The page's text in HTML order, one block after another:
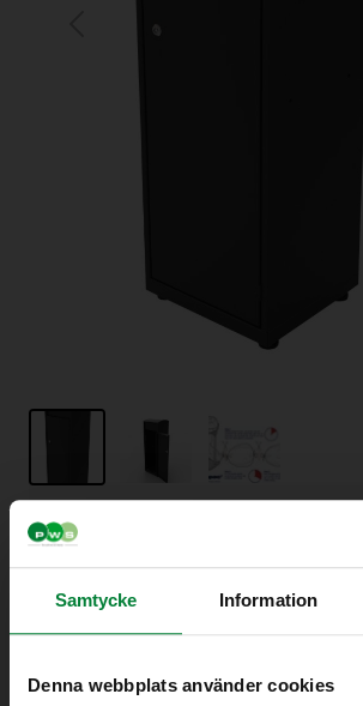
Samtycke Information
Denna webbplats använder cookies
Sensibin 1-fraktion
Artikelnummer PFSensibin1x120 DB703
Tekniske data
Vægt: 35 kg (36 kg med Longopac